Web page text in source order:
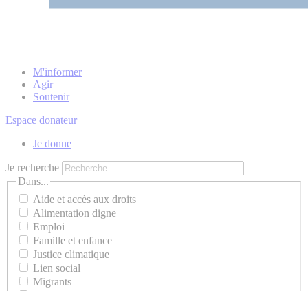
M'informer
Agir
Soutenir
Espace donateur
Je donne
Je recherche
Dans...
Aide et accès aux droits
Alimentation digne
Emploi
Famille et enfance
Justice climatique
Lien social
Migrants